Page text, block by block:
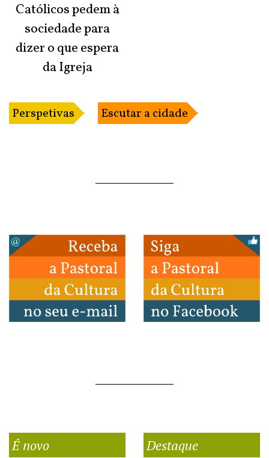
Católicos pedem à
sociedade para
dizer o que espera
da Igreja
Perspetivas Escutar a cidade
É novo Destaque